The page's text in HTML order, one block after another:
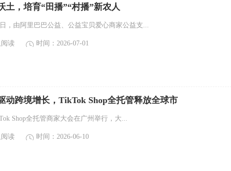
土，培育“田播”“村播”新农人
，由阿里巴巴公益、公益宝贝爱心商家公益支...
读 时间：2026-07-01
动跨境增长，TikTok Shop全托管释放全球市
Shop全托管商家大会在广州举行，大...
读 时间：2026-06-10